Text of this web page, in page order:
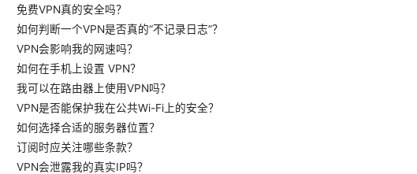
免费VPN真的安全吗？
如何判断一个VPN是否真的“不记录日志”？
VPN会影响我的网速吗？
如何在手机上设置 VPN？
我可以在路由器上使用VPN吗？
VPN是否能保护我在公共Wi-Fi上的安全？
如何选择合适的服务器位置？
订阅时应关注哪些条款？
VPN会泄露我的真实IP吗？